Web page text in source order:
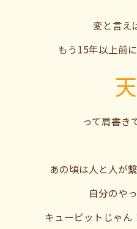
変と言え
もう15年以上前
って肩書き
あの頃は人と人が
自分のや
キューピットじゃん